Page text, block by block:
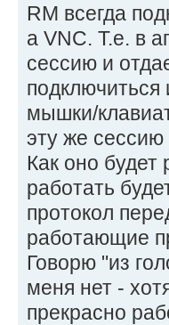
RM всегда
а VNC. Т.е. в
сессию и
подключиться
мышки/
эту же сессию
Как оно
работать
протокол
работающие
Говорю "из
меня нет -
прекрасно